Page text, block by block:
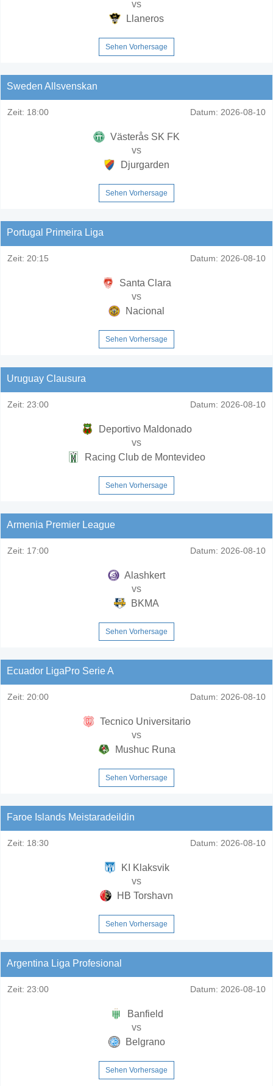
vs
Llaneros
Sehen Vorhersage
Sweden Allsvenskan
Zeit: 18:00 Datum: 2026-08-10
Västerås SK FK
vs
Djurgarden
Sehen Vorhersage
Portugal Primeira Liga
Zeit: 20:15 Datum: 2026-08-10
Santa Clara
vs
Nacional
Sehen Vorhersage
Uruguay Clausura
Zeit: 23:00 Datum: 2026-08-10
Deportivo Maldonado
vs
Racing Club de Montevideo
Sehen Vorhersage
Armenia Premier League
Zeit: 17:00 Datum: 2026-08-10
Alashkert
vs
BKMA
Sehen Vorhersage
Ecuador LigaPro Serie A
Zeit: 20:00 Datum: 2026-08-10
Tecnico Universitario
vs
Mushuc Runa
Sehen Vorhersage
Faroe Islands Meistaradeildin
Zeit: 18:30 Datum: 2026-08-10
KI Klaksvik
vs
HB Torshavn
Sehen Vorhersage
Argentina Liga Profesional
Zeit: 23:00 Datum: 2026-08-10
Banfield
vs
Belgrano
Sehen Vorhersage